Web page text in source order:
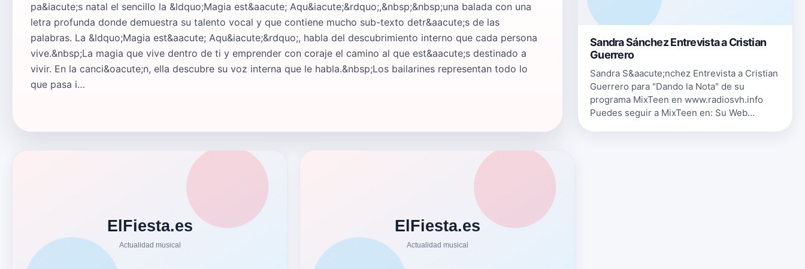
pa&iacute;s natal el sencillo la &ldquo;Magia est&aacute; Aqu&iacute;&rdquo;,&nbsp;&nbsp;una balada con una
letra profunda donde demuestra su talento vocal y que contiene mucho sub-texto detr&aacute;s de las
palabras. La &ldquo;Magia est&aacute; Aqu&iacute;&rdquo;, habla del descubrimiento interno que cada persona
vive.&nbsp;La magia que vive dentro de ti y emprender con coraje el camino al que est&aacute;s destinado a
vivir. En la canci&oacute;n, ella descubre su voz interna que le habla.&nbsp;Los bailarines representan todo lo
que pasa i…
Sandra Sánchez Entrevista a Cristian
Guerrero
Sandra S&aacute;nchez Entrevista a Cristian
Guerrero para "Dando la Nota" de su
programa MixTeen en www.radiosvh.info
Puedes seguir a MixTeen en: Su Web